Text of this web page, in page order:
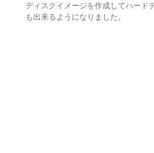
ディスクイメージを作成してハード
も出来るようになりました。